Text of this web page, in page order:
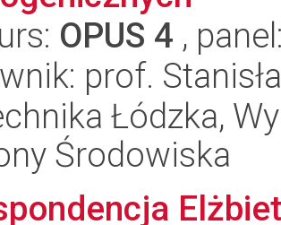
OPUS 4 ,
prof.
Łódzka,
Środowiska